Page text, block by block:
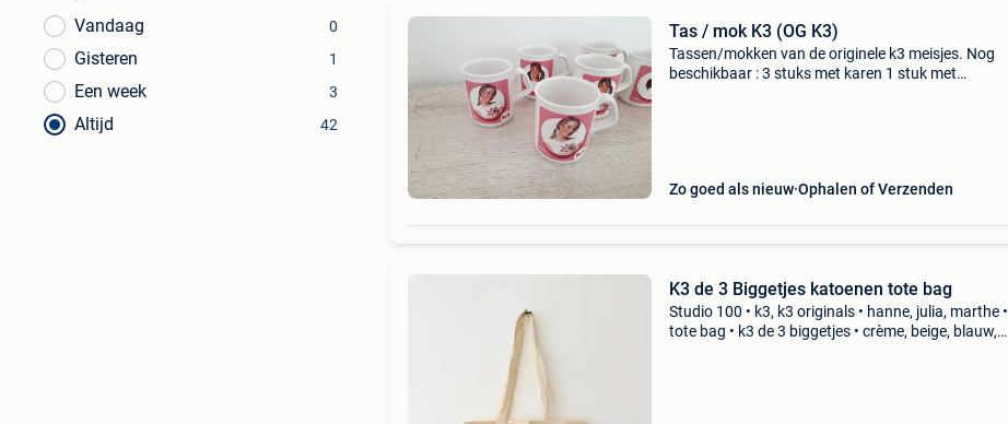
Vandaag
0
Gisteren 1
Een week 3
Altijd 42
Tas / mok K3 (OG K3)
Tassen/mokken van de originele k3 meisjes. Nog
beschikbaar : 3 stuks met karen 1 stuk met
Zo goed als nieuw Ophalen of Verzenden
K3 de 3 Biggetjes katoenen tote bag
Studio 100 • k3, k3 originals • hanne, julia, marthe •
tote bag • k3 de 3 biggetjes • crème, beige, blauw,